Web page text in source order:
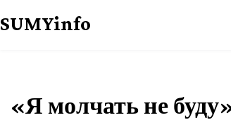
к
SUMYinfo
«Я молчать не